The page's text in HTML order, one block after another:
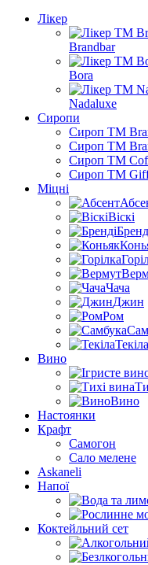
Лікер
Brandbar
Bora
Nadaluxe
Сиропи
Сироп TM
Сироп TM
Сироп TM
Сироп TM
Міцні
Віскі
Чача
Джин
Ром
Текіла
Вино
Вино
Настоянки
Крафт
Самогон
Сало мелене
Askaneli
Напої
Коктейльний сет